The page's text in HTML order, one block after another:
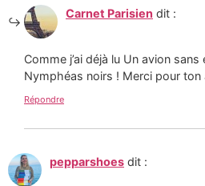
Carnet Parisien dit :
Comme j’ai déjà lu Un avion
Nymphéas noirs ! Merci pour ton
Répondre
pepparshoes dit :